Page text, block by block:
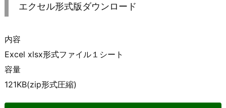
エクセル形式版ダウンロード
内容
Excel xlsx形式ファイル１シート
容量
121KB(zip形式圧縮)